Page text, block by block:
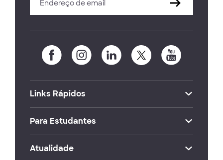
Links Rápidos
Para Estudantes
Atualidade